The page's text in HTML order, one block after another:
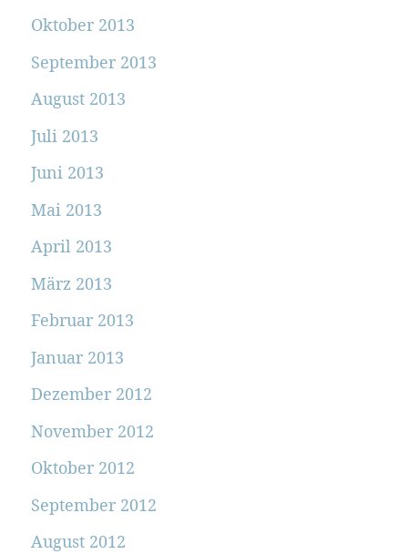
Oktober 2013
September 2013
August 2013
Juli 2013
Juni 2013
Mai 2013
April 2013
März 2013
Februar 2013
Januar 2013
Dezember 2012
November 2012
Oktober 2012
September 2012
August 2012